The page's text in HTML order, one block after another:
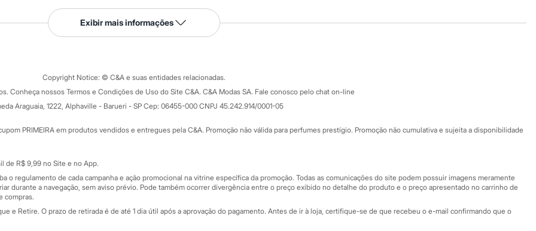
Serviços
Tipos de serviços
Formas de pagamento
Todas as vantagens
Minha C&A
Cupons de desconto
Atendimento
Fale conosco
Central de ética
Eventos
Exibir mais informações
Copyright Notice: © C&A e suas entidades relacionadas.
Conheça nossos Termos e Condições de Uso do Site C&A. C&A Modas SA. Fale conosco pelo chat on-line
Araguaia, 1222, Alphaville - Barueri - SP Cep: 06455-000 CNPJ 45.242.914/0001-05
PRIMEIRA em produtos vendidos e entregues pela C&A. Promoção não válida para perfumes prestígio. Promoção não cumulativa e sujeita a disponibilidade
de R$ 9,99 no Site e no App.
o regulamento de cada campanha e ação promocional na vitrine específica da promoção. Todas as comunicações do site podem possuir imagens meramente
durante a navegação, sem aviso prévio. Pode também ocorrer divergência entre o preço exibido no detalhe do produto e o preço apresentado no carrinho de
compras.
e Retire. O prazo de retirada é de até 1 dia útil após a aprovação do pagamento. Antes de ir à loja, certifique-se de que recebeu o e-mail confirmando que o